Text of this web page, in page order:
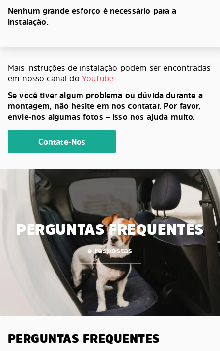
Nenhum grande esforço é necessário para a
instalação.
Mais instruções de instalação podem ser encontradas
em nosso canal do YouTube
Se você tiver algum problema ou dúvida durante a
montagem, não hesite em nos contatar. Por favor,
envie-nos algumas fotos – isso nos ajuda muito.
Contate-Nos
PERGUNTAS FREQUENTES
e respostas
PERGUNTAS FREQUENTES